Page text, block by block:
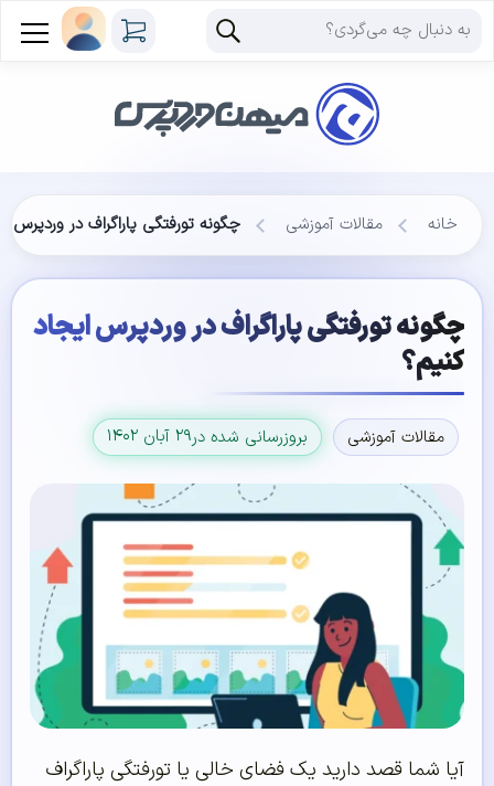
خانه مقالات آموزشی چگونه تورفتگی پاراگراف در وردپرس
چگونه تورفتگی پاراگراف در وردپرس ایجاد
کنیم؟
مقالات آموزشی بروزرسانی شده در۲۹ آبان ۱۴۰۲
آیا شما قصد دارید یک فضای خالی یا تورفتگی پاراگراف